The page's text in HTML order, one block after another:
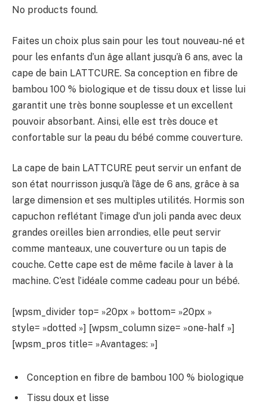
No products found.
Faites un choix plus sain pour les tout nouveau-né et
pour les enfants d’un âge allant jusqu’à 6 ans, avec la
cape de bain LATTCURE. Sa conception en fibre de
bambou 100 % biologique et de tissu doux et lisse lui
garantit une très bonne souplesse et un excellent
pouvoir absorbant. Ainsi, elle est très douce et
confortable sur la peau du bébé comme couverture.
La cape de bain LATTCURE peut servir un enfant de
son état nourrisson jusqu’à l’âge de 6 ans, grâce à sa
large dimension et ses multiples utilités. Hormis son
capuchon reflétant l’image d’un joli panda avec deux
grandes oreilles bien arrondies, elle peut servir
comme manteaux, une couverture ou un tapis de
couche. Cette cape est de même facile à laver à la
machine. C’est l’idéale comme cadeau pour un bébé.
[wpsm_divider top= »20px » bottom= »20px »
style= »dotted »] [wpsm_column size= »one-half »]
[wpsm_pros title= »Avantages: »]
Conception en fibre de bambou 100 % biologique
Tissu doux et lisse